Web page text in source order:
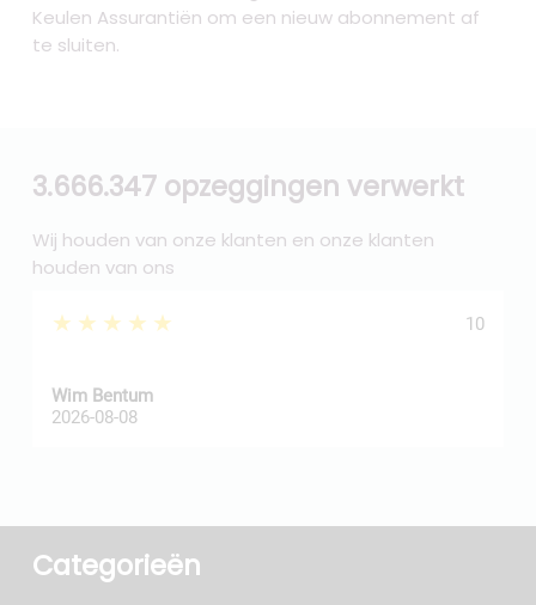
Keulen Assurantiën om een nieuw abonnement af
te sluiten.
3.666.347 opzeggingen verwerkt
Wij houden van onze klanten en onze klanten
houden van ons
★★★★★ 10
Wim Bentum
2026-08-08
Categorieën